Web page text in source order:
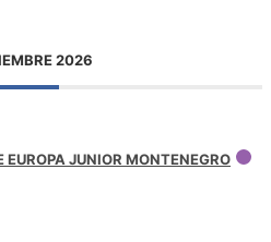
2026
EUROPA JUNIOR MONTENEGRO